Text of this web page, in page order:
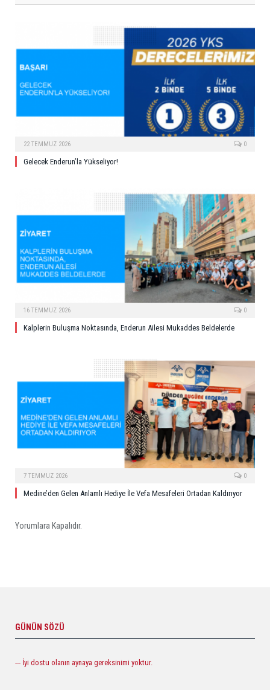
22 TEMMUZ 2026 0
Gelecek Enderun’la Yükseliyor!
16 TEMMUZ 2026 0
Kalplerin Buluşma Noktasında, Enderun Ailesi Mukaddes Beldelerde
7 TEMMUZ 2026 0
Medine’den Gelen Anlamlı Hediye İle Vefa Mesafeleri Ortadan Kaldırıyor
Yorumlara Kapalıdır.
GÜNÜN SÖZÜ
--- İyi dostu olanın aynaya gereksinimi yoktur.